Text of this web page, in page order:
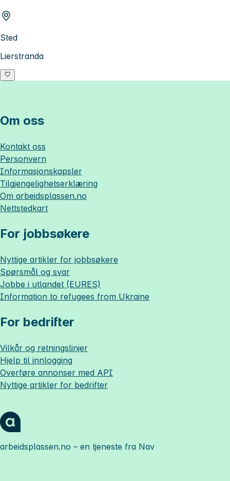
Sted
Lierstranda
Om oss
Kontakt oss
Personvern
Informasjonskapsler
Tilgjengelighetserklæring
Om arbeidsplassen.no
Nettstedkart
For jobbsøkere
Nyttige artikler for jobbsøkere
Spørsmål og svar
Jobbe i utlandet (EURES)
Information to refugees from Ukraine
For bedrifter
Vilkår og retningslinjer
Hjelp til innlogging
Overføre annonser med API
Nyttige artikler for bedrifter
arbeidsplassen.no – en tjeneste fra Nav